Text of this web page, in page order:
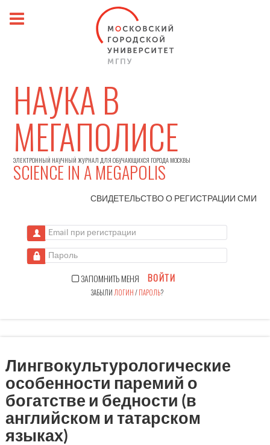
НАУКА В
МЕГАПОЛИСЕ
ЭЛЕКТРОННЫЙ НАУЧНЫЙ ЖУРНАЛ ДЛЯ ОБУЧАЮЩИХСЯ ГОРОДА МОСКВЫ
SCIENCE IN A MEGAPOLIS
СВИДЕТЕЛЬСТВО О РЕГИСТРАЦИИСМИ
Email при регистрации
Пароль
ЗАПОМНИТЬ МЕНЯ ВОЙТИ
ЗАБЫЛИ ЛОГИН/ПАРОЛЬ?
Лингвокультурологические
особенности паремий о
богатстве и бедности (в
английском и татарском
языках)